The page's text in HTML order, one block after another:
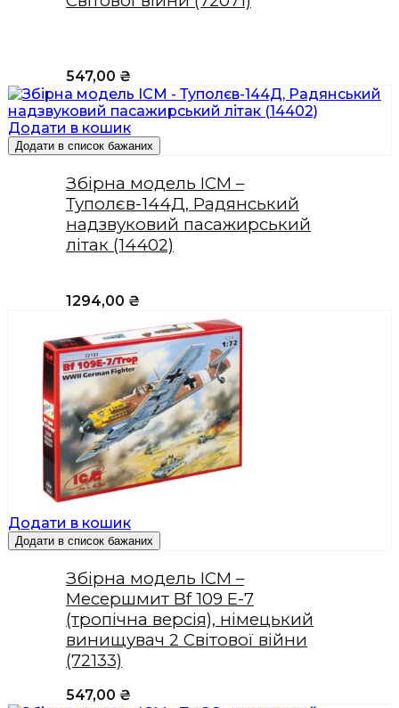
547,00 ₴
Додати в кошик
Додати в список бажаних
Збірна модель ICM –
Туполєв-144Д, Радянський
надзвуковий пасажирський
літак (14402)
1294,00 ₴
Додати в кошик
Додати в список бажаних
Збірна модель ICM –
Месершмит Bf 109 E-7
(тропічна версія), німецький
винищувач 2 Світової війни
(72133)
547,00 ₴